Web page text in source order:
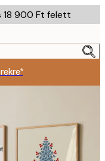
18 900 Ft felett